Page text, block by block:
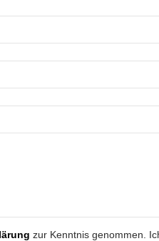
zur Kenntnis genommen.